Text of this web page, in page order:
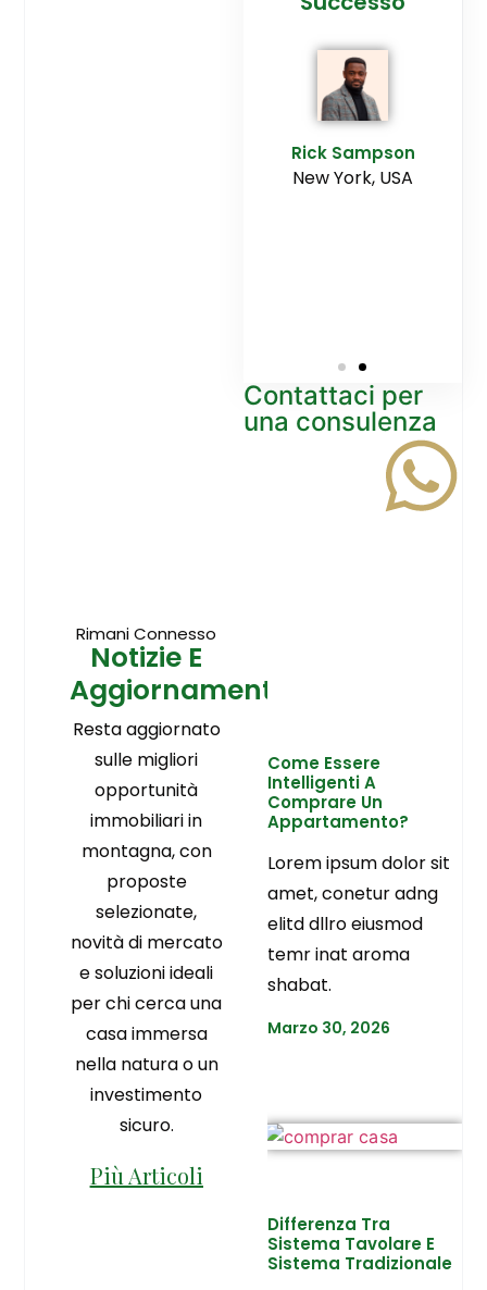
Rick Sampson
New York, USA
Contattaci per
una consulenza
Rimani Connesso
Notizie E
Aggiornamenti
Resta aggiornato
sulle migliori
opportunità
immobiliari in
montagna, con
proposte
selezionate,
novità di mercato
e soluzioni ideali
per chi cerca una
casa immersa
nella natura o un
investimento
sicuro.
Più Articoli
Come Essere
Intelligenti A
Comprare Un
Appartamento?
Lorem ipsum dolor sit
amet, conetur adng
elitd dllro eiusmod
temr inat aroma
shabat.
Marzo 30, 2026
Differenza Tra
Sistema Tavolare E
Sistema Tradizionale